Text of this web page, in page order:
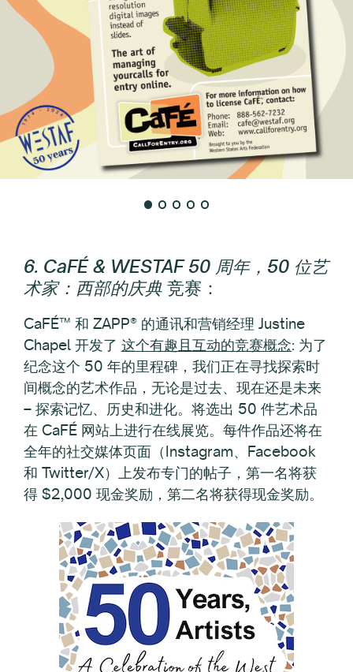
6. CaFÉ & WESTAF 50 周年，50 位艺
术家：西部的庆典 竞赛：
CaFÉ™ 和 ZAPP® 的通讯和营销经理 Justine
Chapel 开发了 这个有趣且互动的竞赛概念: 为了
纪念这个 50 年的里程碑，我们正在寻找探索时
间概念的艺术作品，无论是过去、现在还是未来
– 探索记忆、历史和进化。将选出 50 件艺术品
在 CaFÉ 网站上进行在线展览。每件作品还将在
全年的社交媒体页面（Instagram、Facebook
和 Twitter/X）上发布专门的帖子，第一名将获
得 $2,000 现金奖励，第二名将获得现金奖励。